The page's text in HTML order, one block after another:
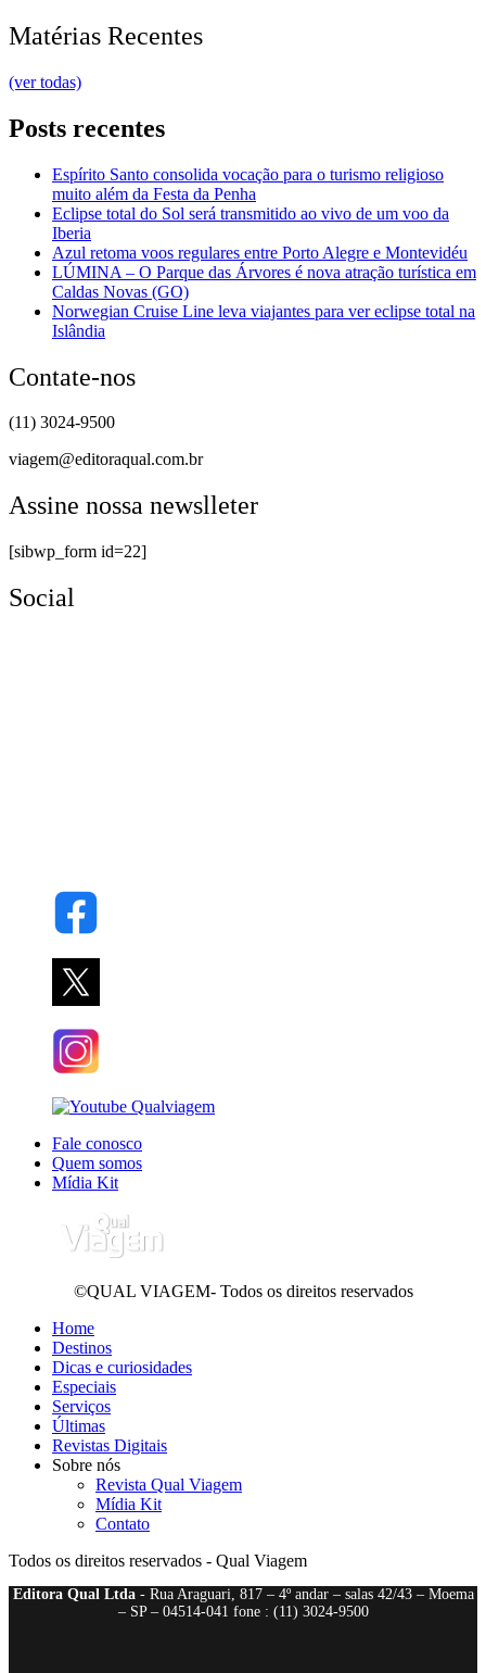
Matérias Recentes
(ver todas)
Posts recentes
Espírito Santo consolida vocação para o turismo religioso
muito além da Festa da Penha
Eclipse total do Sol será transmitido ao vivo de um voo da
Iberia
Azul retoma voos regulares entre Porto Alegre e Montevidéu
LÚMINA – O Parque das Árvores é nova atração turística em
Caldas Novas (GO)
Norwegian Cruise Line leva viajantes para ver eclipse total na
Islândia
Contate-nos
(11) 3024-9500
viagem@editoraqual.com.br
Assine nossa newslleter
[sibwp_form id=22]
Social
Fale conosco
Quem somos
Mídia Kit
©QUAL VIAGEM- Todos os direitos reservados
Home
Destinos
Dicas e curiosidades
Especiais
Serviços
Últimas
Revistas Digitais
Sobre nós
Revista Qual Viagem
Mídia Kit
Contato
Todos os direitos reservados - Qual Viagem
Editora Qual Ltda- Rua Araguari, 817 – 4º andar – salas 42/43 – Moema
– SP – 04514-041 fone : (11) 3024-9500